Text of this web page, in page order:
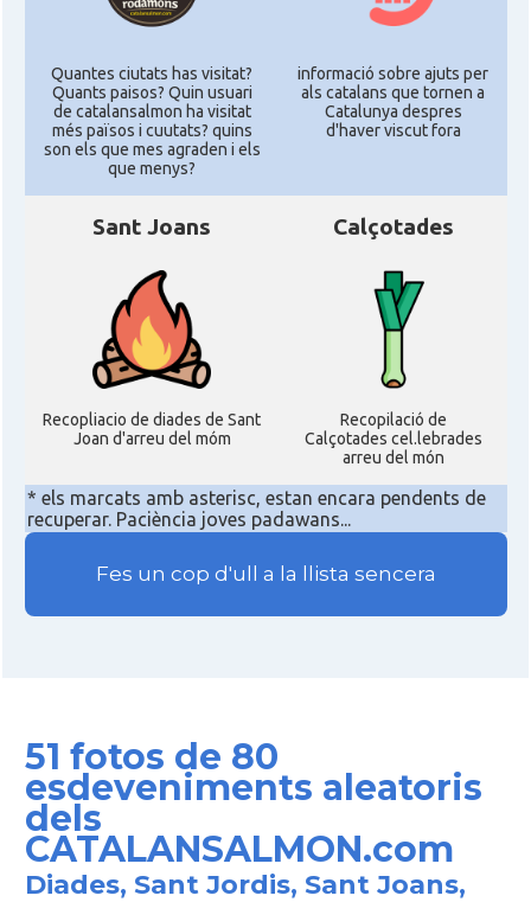
Quantes ciutats has visitat?
Quants paisos? Quin usuari
de catalansalmon ha visitat
més països i cuutats? quins
son els que mes agraden i els
que menys?
informació sobre ajuts per
als catalans que tornen a
Catalunya despres
d'haver viscut fora
Sant Joans
Recopliacio de diades de Sant
Joan d'arreu del móm
Calçotades
Recopilació de
Calçotades cel.lebrades
arreu del món
* els marcats amb asterisc, estan encara pendents de
recuperar. Paciència joves padawans...
Fes un cop d'ull a la llista sencera
51 fotos de 80
esdeveniments aleatoris
dels
CATALANSALMON.com
Diades, Sant Jordis, Sant Joans,